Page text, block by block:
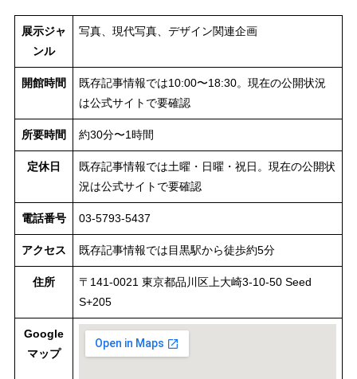
展示ジャ
ンル
写真、現代写真、デザイン関連企画
開館時間
既存記事情報では10:00〜18:30。現在の公開状況
は公式サイトで要確認
所要時間 約30分〜1時間
定休日
既存記事情報では土曜・日曜・祝日。現在の公開状
況は公式サイトで要確認
電話番号 03-5793-5437
アクセス 既存記事情報では目黒駅から徒歩約5分
住所
〒141-0021 東京都品川区上大崎3-10-50 Seed
S+205
Google
マップ